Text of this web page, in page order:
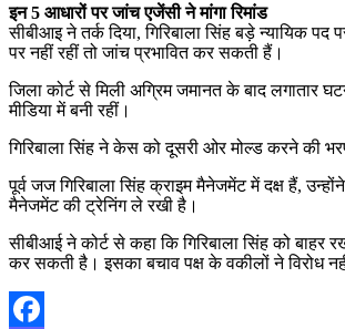
इन 5 आधारों पर जांच एजेंसी ने मांगा रिमांड
सीबीआइ ने तर्क दिया, गिरिबाला सिंह बड़े न्यायिक पद
पर नहीं रहीं तो जांच प्रभावित कर सकती हैं।
जिला कोर्ट से मिली अग्रिम जमानत के बाद लगातार
मीडिया में बनी रहीं।
गिरिबाला सिंह ने केस को दूसरी ओर मोल्ड करने की
पूर्व जज गिरिबाला सिंह क्राइम मैनेजमेंट में दक्ष हैं,
मैनेजमेंट की ट्रेनिंग ले रखी है।
सीबीआई ने कोर्ट से कहा कि गिरिबाला सिंह को बाहर
कर सकती है। इसका बचाव पक्ष के वकीलों ने विरोध